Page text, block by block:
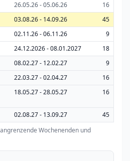
26.05.26 - 05.06.26
16
03.08.26 - 14.09.26
45
02.11.26 - 06.11.26
9
24.12.2026 - 08.01.2027
18
08.02.27 - 12.02.27
9
22.03.27 - 02.04.27
16
18.05.27 - 28.05.27 16
02.08.27 - 13.09.27
45
Wochenenden und